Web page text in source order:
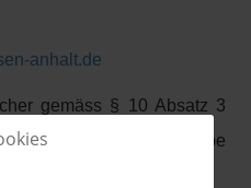
anhalt.de
gemäss § 10 Absatz 3
der IPA-Landesgruppe